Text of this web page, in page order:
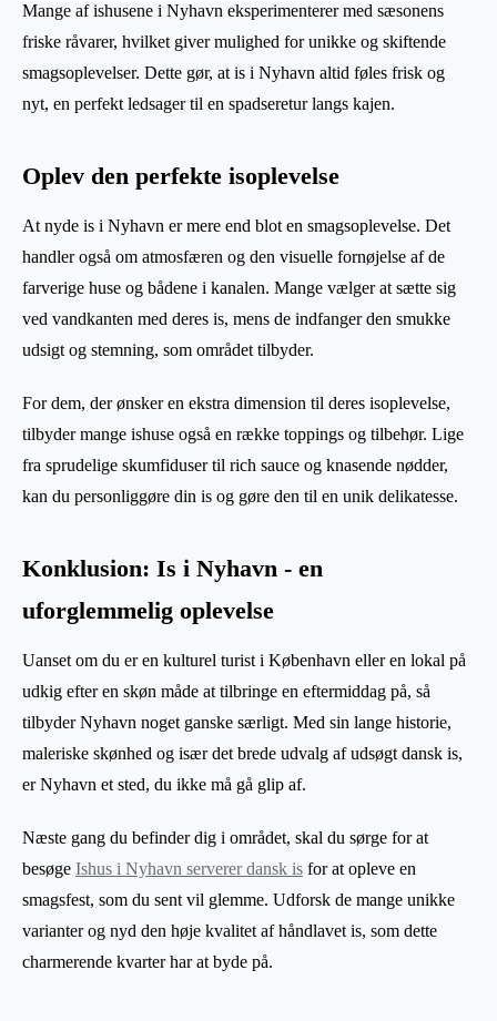
Mange af ishusene i Nyhavn eksperimenterer med sæsonens
friske råvarer, hvilket giver mulighed for unikke og skiftende
smagsoplevelser. Dette gør, at is i Nyhavn altid føles frisk og
nyt, en perfekt ledsager til en spadseretur langs kajen.
Oplev den perfekte isoplevelse
At nyde is i Nyhavn er mere end blot en smagsoplevelse. Det
handler også om atmosfæren og den visuelle fornøjelse af de
farverige huse og bådene i kanalen. Mange vælger at sætte sig
ved vandkanten med deres is, mens de indfanger den smukke
udsigt og stemning, som området tilbyder.
For dem, der ønsker en ekstra dimension til deres isoplevelse,
tilbyder mange ishuse også en række toppings og tilbehør. Lige
fra sprudelige skumfiduser til rich sauce og knasende nødder,
kan du personliggøre din is og gøre den til en unik delikatesse.
Konklusion: Is i Nyhavn - en
uforglemmelig oplevelse
Uanset om du er en kulturel turist i København eller en lokal på
udkig efter en skøn måde at tilbringe en eftermiddag på, så
tilbyder Nyhavn noget ganske særligt. Med sin lange historie,
maleriske skønhed og især det brede udvalg af udsøgt dansk is,
er Nyhavn et sted, du ikke må gå glip af.
Næste gang du befinder dig i området, skal du sørge for at
besøge Ishus i Nyhavn serverer dansk is for at opleve en
smagsfest, som du sent vil glemme. Udforsk de mange unikke
varianter og nyd den høje kvalitet af håndlavet is, som dette
charmerende kvarter har at byde på.